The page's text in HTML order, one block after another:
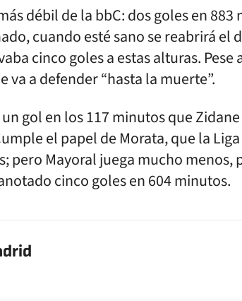
débil de la bbC: dos goles en 883
cuando esté sano se reabrirá el
cinco goles a estas alturas.
va a defender “hasta la muerte”.
gol en los 117 minutos que
el papel de Morata, que la
pero Mayoral juega mucho menos,
cinco goles en 604 minutos.